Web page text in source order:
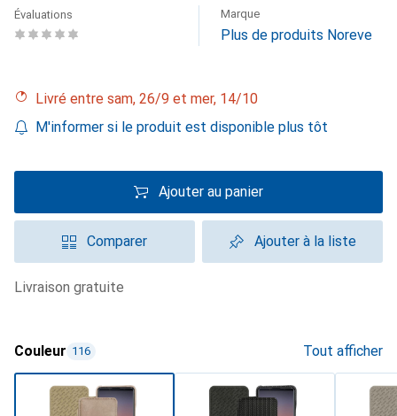
Évaluations Marque
Plus de produits Noreve
Livré entre sam, 26/9 et mer, 14/10
M'informer si le produit est disponible plus tôt
Ajouter au panier
Comparer Ajouter à la liste
livraison gratuite
Couleur 116 Tout afficher